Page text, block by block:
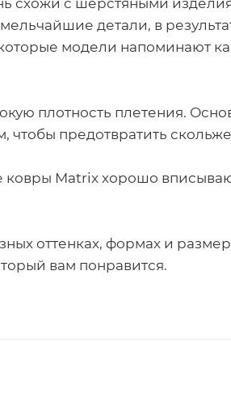
схожи с шерстяными
детали, в
модели напоминают
плотность плетения.
чтобы предотвратить
ковры Matrix хорошо
оттенках, формах и
вам понравится.